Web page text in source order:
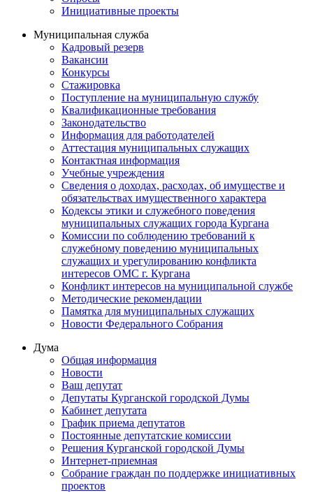
Инициативные проекты
Муниципальная служба
Кадровый резерв
Вакансии
Конкурсы
Стажировка
Поступление на муниципальную службу
Квалификационные требования
Законодательство
Информация для работодателей
Аттестация муниципальных служащих
Контактная информация
Учебные учреждения
Сведения о доходах, расходах, об имуществе и
обязательствах имущественного характера
Кодексы этики и служебного поведения
муниципальных служащих города Кургана
Комиссии по соблюдению требований к
служебному поведению муниципальных
служащих и урегулированию конфликта
интересов ОМС г. Кургана
Конфликт интересов на муниципальной службе
Методические рекомендации
Памятка для муниципальных служащих
Новости Федерального Cобрания
Дума
Общая информация
Новости
Ваш депутат
Депутаты Курганской городской Думы
Кабинет депутата
График приема депутатов
Постоянные депутатские комиссии
Решения Курганской городской Думы
Интернет-приемная
Собрание граждан по поддержке инициативных
проектов